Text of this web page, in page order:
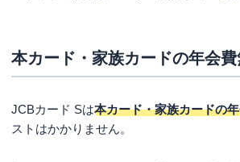
本カード・家族カードの年会
JCBカード Sは本カード・家族カードの
ストはかかりません。